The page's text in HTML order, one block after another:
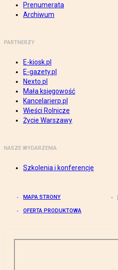
Prenumerata
Archiwum
PARTNERZY
E-kiosk.pl
E-gazety.pl
Nexto.pl
Mała księgowość
Kancelarierp.pl
Wieści Rolnicze
Życie Warszawy
NASZE WYDARZENIA
Szkolenia i konferencje
MAPA STRONY
OFERTA PRODUKTOWA